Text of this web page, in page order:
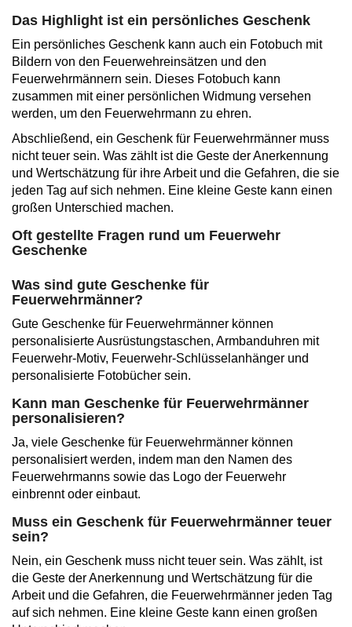
Das Highlight ist ein persönliches Geschenk
Ein persönliches Geschenk kann auch ein Fotobuch mit
Bildern von den Feuerwehreinsätzen und den
Feuerwehrmännern sein. Dieses Fotobuch kann
zusammen mit einer persönlichen Widmung versehen
werden, um den Feuerwehrmann zu ehren.
Abschließend, ein Geschenk für Feuerwehrmänner muss
nicht teuer sein. Was zählt ist die Geste der Anerkennung
und Wertschätzung für ihre Arbeit und die Gefahren, die sie
jeden Tag auf sich nehmen. Eine kleine Geste kann einen
großen Unterschied machen.
Oft gestellte Fragen rund um Feuerwehr
Geschenke
Was sind gute Geschenke für
Feuerwehrmänner?
Gute Geschenke für Feuerwehrmänner können
personalisierte Ausrüstungstaschen, Armbanduhren mit
Feuerwehr-Motiv, Feuerwehr-Schlüsselanhänger und
personalisierte Fotobücher sein.
Kann man Geschenke für Feuerwehrmänner
personalisieren?
Ja, viele Geschenke für Feuerwehrmänner können
personalisiert werden, indem man den Namen des
Feuerwehrmanns sowie das Logo der Feuerwehr
einbrennt oder einbaut.
Muss ein Geschenk für Feuerwehrmänner teuer
sein?
Nein, ein Geschenk muss nicht teuer sein. Was zählt, ist
die Geste der Anerkennung und Wertschätzung für die
Arbeit und die Gefahren, die Feuerwehrmänner jeden Tag
auf sich nehmen. Eine kleine Geste kann einen großen